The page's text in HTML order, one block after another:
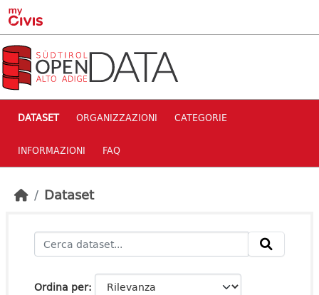
Skip to main content
DATASET ORGANIZZAZIONI CATEGORIE
INFORMAZIONI FAQ
Dataset
Ordina per